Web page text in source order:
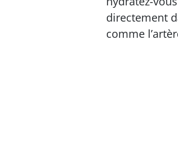
directement
comme